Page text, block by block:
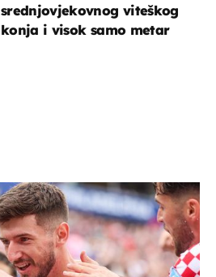
srednjovjekovnog viteškog
konja i visok samo metar